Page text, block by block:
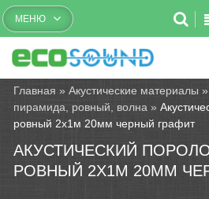
Бесплатный
МЕНЮ
Главная »Акустические материалы
пирамида, ровный, волна »
ровный 2х1м 20мм черный графит
АКУСТИЧЕСКИЙ
РОВНЫЙ 2Х1М 20ММ